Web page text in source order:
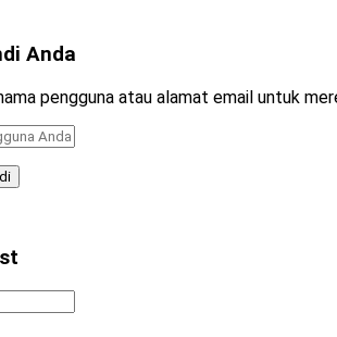
Anda
pengguna atau alamat email untuk